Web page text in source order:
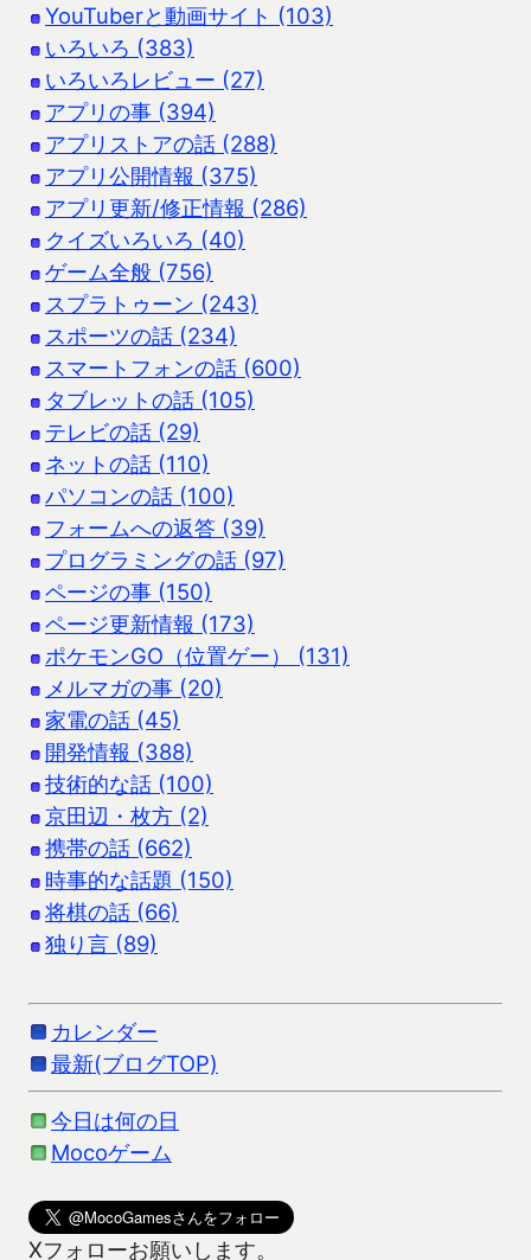
YouTuberと動画サイト (103)
いろいろ (383)
いろいろレビュー (27)
アプリの事 (394)
アプリストアの話 (288)
アプリ公開情報 (375)
アプリ更新/修正情報 (286)
クイズいろいろ (40)
ゲーム全般 (756)
スプラトゥーン (243)
スポーツの話 (234)
スマートフォンの話 (600)
タブレットの話 (105)
テレビの話 (29)
ネットの話 (110)
パソコンの話 (100)
フォームへの返答 (39)
プログラミングの話 (97)
ページの事 (150)
ページ更新情報 (173)
ポケモンGO（位置ゲー） (131)
メルマガの事 (20)
家電の話 (45)
開発情報 (388)
技術的な話 (100)
京田辺・枚方 (2)
携帯の話 (662)
時事的な話題 (150)
将棋の話 (66)
独り言 (89)
カレンダー
最新(ブログTOP)
今日は何の日
Mocoゲーム
Xフォローお願いします。